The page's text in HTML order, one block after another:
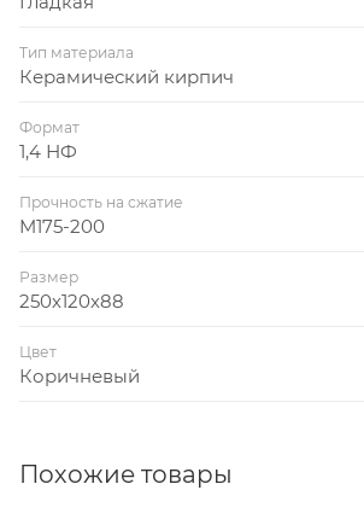
Тип материала
Керамический кирпич
Формат
1,4 НФ
Прочность на сжатие
M175-200
Размер
250х120х88
Цвет
Коричневый
Похожие товары